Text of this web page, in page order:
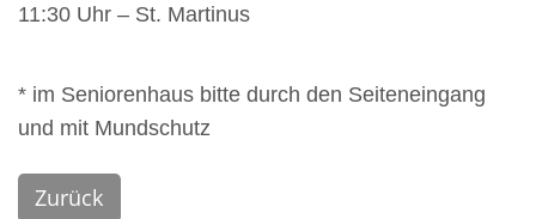
11:30 Uhr – St. Martinus
* im Seniorenhaus bitte durch den Seiteneingang
und mit Mundschutz
Zurück